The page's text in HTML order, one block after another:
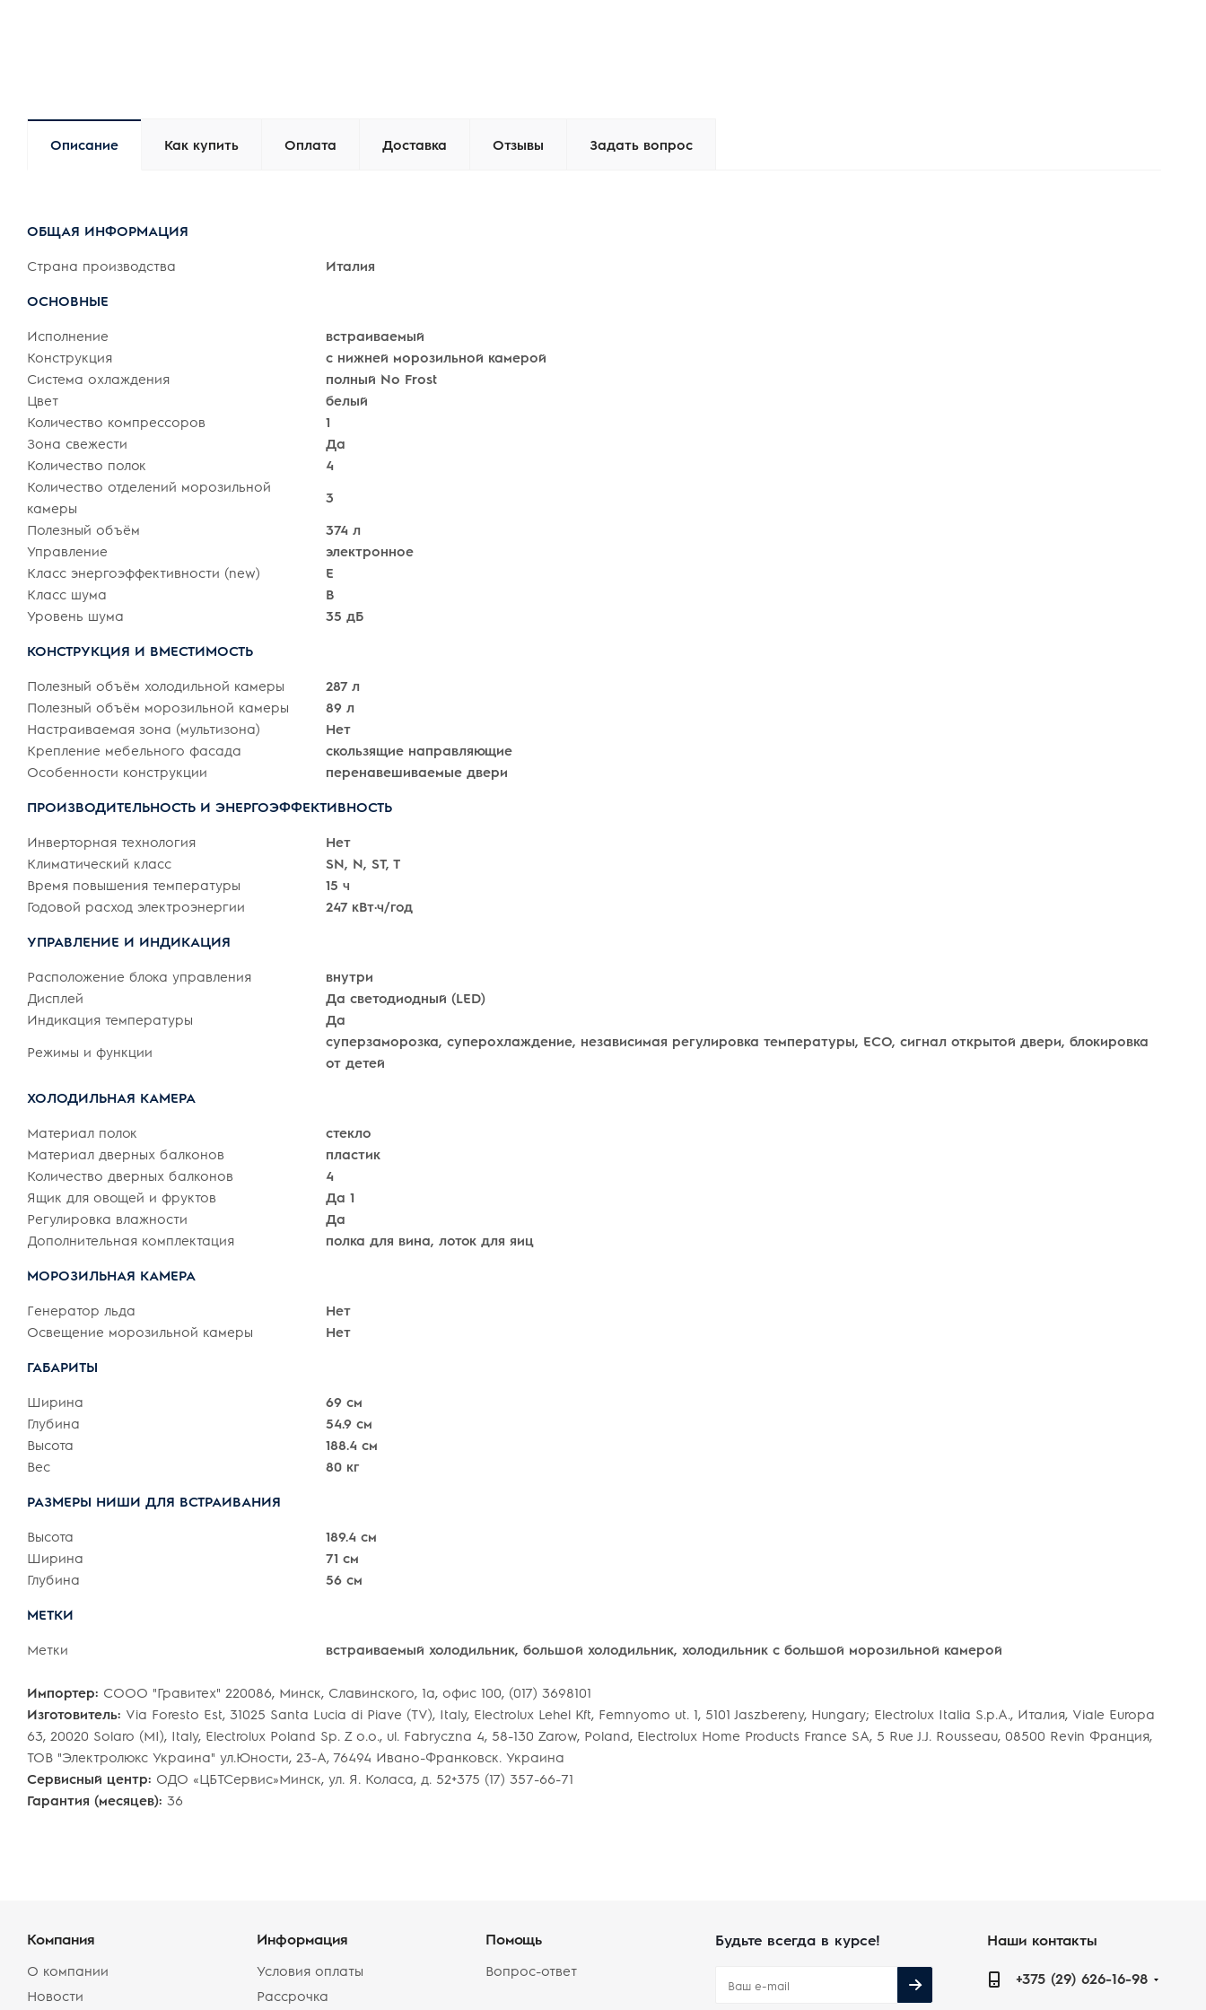
Описание Как купить Оплата Доставка Отзывы Задать вопрос
ОБЩАЯ ИНФОРМАЦИЯ
Страна производства Италия
ОСНОВНЫЕ
Исполнение
встраиваемый
Конструкция
с нижней морозильной камерой
Система охлаждения
полный No Frost
Цвет
белый
Количество компрессоров
1
Зона свежести
Да
Количество полок
4
Количество отделений морозильной
камеры
3
Полезный объём
374 л
Управление
электронное
Класс энергоэффективности (new)
E
Класс шума
B
Уровень шума
35 дБ
КОНСТРУКЦИЯ И ВМЕСТИМОСТЬ
Полезный объём холодильной камеры
287 л
Полезный объём морозильной камеры
89 л
Настраиваемая зона (мультизона)
Нет
Крепление мебельного фасада
скользящие направляющие
Особенности конструкции
перенавешиваемые двери
ПРОИЗВОДИТЕЛЬНОСТЬ И ЭНЕРГОЭФФЕКТИВНОСТЬ
Инверторная технология
Нет
Климатический класс
SN, N, ST, T
Время повышения температуры
15 ч
Годовой расход электроэнергии
247 кВт·ч/год
УПРАВЛЕНИЕ И ИНДИКАЦИЯ
Расположение блока управления
внутри
Дисплей
Да светодиодный (LED)
Индикация температуры
Да
Режимы и функции
суперзаморозка, суперохлаждение, независимая регулировка температуры, ECO, сигнал открытой двери, блокировка
от детей
ХОЛОДИЛЬНАЯ КАМЕРА
Материал полок
стекло
Материал дверных балконов
пластик
Количество дверных балконов
4
Ящик для овощей и фруктов
Да 1
Регулировка влажности
Да
Дополнительная комплектация
полка для вина, лоток для яиц
МОРОЗИЛЬНАЯ КАМЕРА
Генератор льда
Нет
Освещение морозильной камеры
Нет
ГАБАРИТЫ
Ширина
69 см
Глубина
54.9 см
Высота
188.4 см
Вес
80 кг
РАЗМЕРЫ НИШИ ДЛЯ ВСТРАИВАНИЯ
Высота
189.4 см
Ширина
71 см
Глубина
56 см
МЕТКИ
Метки встраиваемый холодильник, большой холодильник, холодильник с большой морозильной камерой
Импортер: COOO "Гравитех" 220086, Минск, Славинского, 1а, офис 100, (017) 3698101
Изготовитель: Via Foresto Est, 31025 Santa Lucia di Piave (TV), Italy, Electrolux Lehel Kft, Femnyomo ut. 1, 5101 Jaszbereny, Hungary; Electrolux Italia S.p.A., Италия, Viale Europa
63, 20020 Solaro (MI), Italy, Electrolux Poland Sp. Z o.o., ul. Fabryczna 4, 58-130 Zarow, Poland, Electrolux Home Products France SA, 5 Rue J.J. Rousseau, 08500 Revin Франция,
ТОВ "Электролюкс Украина" ул.Юности, 23-А, 76494 Ивано-Франковск. Украина
Сервисный центр: ОДО «ЦБТСервис»Минск, ул. Я. Коласа, д. 52+375 (17) 357-66-71
Гарантия (месяцев): 36
Компания
О компании
Новости
Информация
Условия оплаты
Рассрочка
Помощь
Вопрос-ответ
Будьте всегда в курсе! Наши контакты
+375 (29) 626-16-98